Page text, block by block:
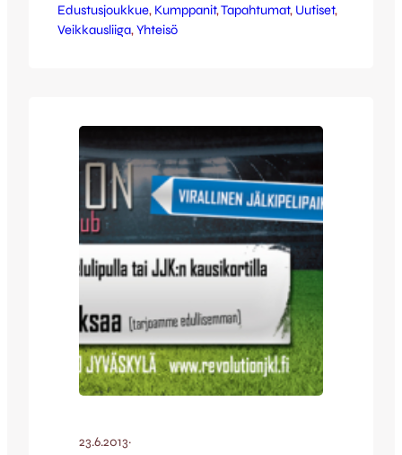
ruokamyynnistä lahjoitetaan JJK:n Emme
anna sen päättyä -kampanjaan! Nyt ei
Erikoiskeikalla Soul Valpio ja Joniveli! klo
18-22 JJK-kilpailua,…
Edustusjoukkue, Kumppanit, Tapahtumat, Uutiset
Veikkausliiga, Yhteisö
23.6.2013·